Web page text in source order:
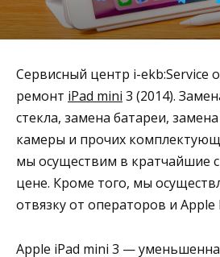
Сервисный центр i-ekb:Service
ремонт iPad mini 3 (2014).
стекла, замена батареи,
камеры и прочих
мы осуществим в кратчайшие
цене. Кроме того, мы
отвязку от операторов и Apple
Apple iPad mini 3 —